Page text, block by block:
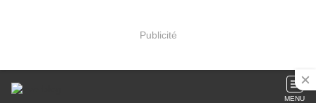
Publicité
MENU